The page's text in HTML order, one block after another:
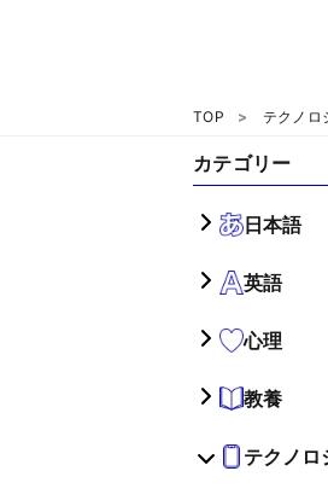
TOP テクノロ
カテゴリー
日本語
英語
心理
教養
テクノロ